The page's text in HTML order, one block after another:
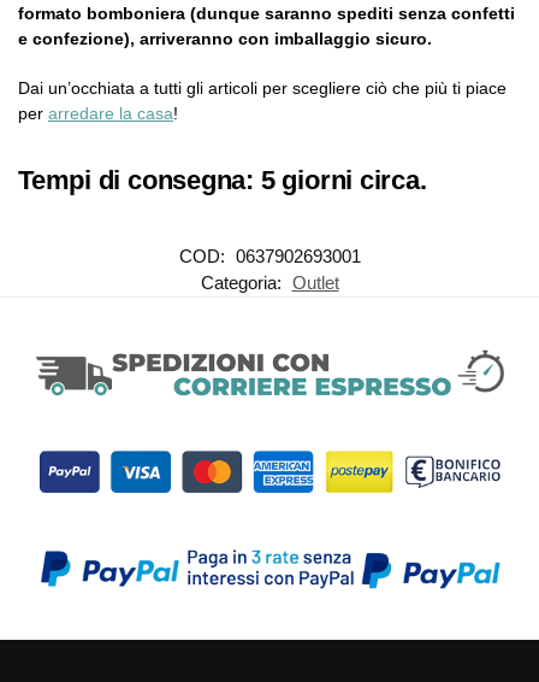
formato bomboniera (dunque saranno spediti senza confetti
e confezione), arriveranno con imballaggio sicuro.
Dai un’occhiata a tutti gli articoli per scegliere ciò che più ti piace
per arredare la casa!
Tempi di consegna: 5 giorni circa.
COD: 0637902693001
Categoria: Outlet